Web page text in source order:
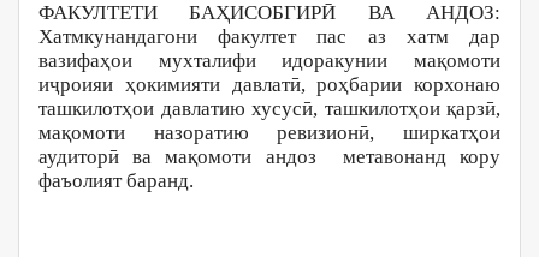
ФАКУЛТЕТИ БАҲИСОБГИРӢ ВА АНДОЗ:
Хатмкунандагони факултет пас аз хатм дар
вазифаҳои мухталифи идоракунии мақомоти
иҷроияи ҳокимияти давлатӣ, роҳбарии корхонаю
ташкилотҳои давлатию хусусӣ, ташкилотҳои қарзӣ,
мақомоти назоратию ревизионӣ, ширкатҳои
аудиторӣ ва мақомоти андоз метавонанд кору
фаъолият баранд.